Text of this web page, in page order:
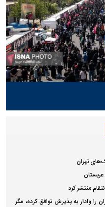
تهران
عربستان
منتشر کرد
را وادار به پذیرش توافق کرده، مگر